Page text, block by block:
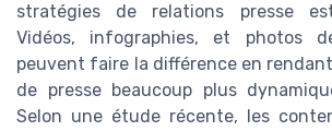
stratégies de relations presse
Vidéos, infographies, et photos
peuvent faire la différence en
de presse beaucoup plus
Selon une étude récente, les